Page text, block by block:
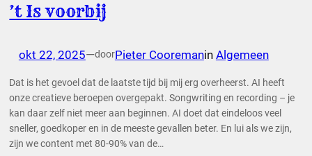
’t Is voorbij
okt 22, 2025—doorPieter Cooremanin Algemeen
Dat is het gevoel dat de laatste tijd bij mij erg overheerst. AI heeft
onze creatieve beroepen overgepakt. Songwriting en recording – je
kan daar zelf niet meer aan beginnen. AI doet dat eindeloos veel
sneller, goedkoper en in de meeste gevallen beter. En lui als we zijn,
zijn we content met 80-90% van de…